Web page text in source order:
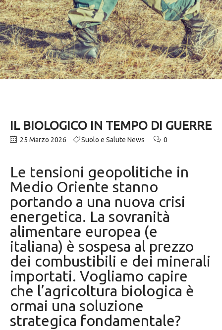
IL BIOLOGICO IN TEMPO DI GUERRE
25 Marzo 2026 Suolo e Salute News 0
Le tensioni geopolitiche in
Medio Oriente stanno
portando a una nuova crisi
energetica. La sovranità
alimentare europea (e
italiana) è sospesa al prezzo
dei combustibili e dei minerali
importati. Vogliamo capire
che l’agricoltura biologica è
ormai una soluzione
strategica fondamentale?